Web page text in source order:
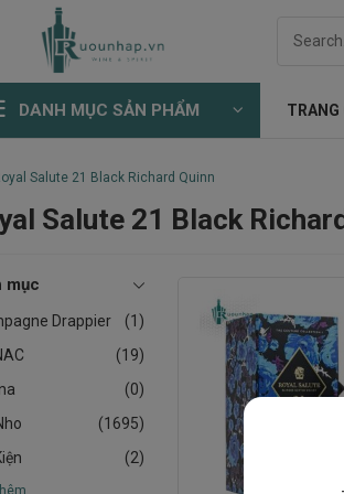
DANH MỤC SẢN PHẨM TRANG
Salute 21 Black Richard Quinn
Salute 21 Black
mục
Drappier
(1)
(19)
(0)
(1695)
(2)